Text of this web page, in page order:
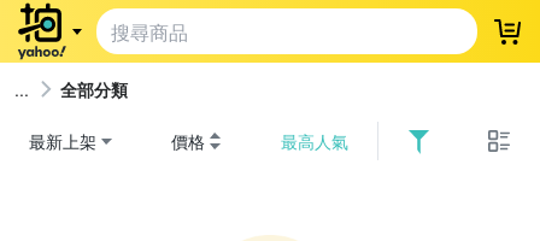
登
全部分類
最新上架 價格 最高人氣